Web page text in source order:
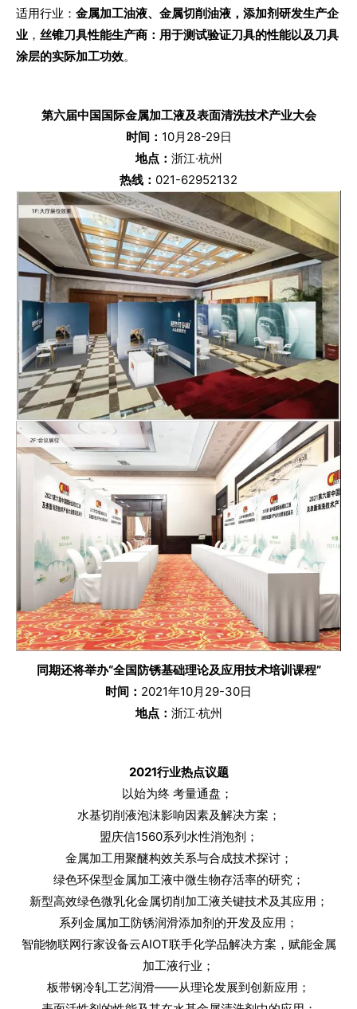
适用行业： 金属加工油液、金属切削油液，添加剂研发生产企
业 ， 丝锥刀具性能生产商：用于测试验证刀具的性能以及刀具
涂层的实际加工功效。
第六届中国国际金属加工液及表面清洗技术产业大会
时间： 10月28-29日
地点： 浙江·杭州
热线： 021-62952132
同期还将举办“全国防锈基础理论及应用技术培训课程”
时间： 2021年10月29-30日
地点： 浙江·杭州
2021行业热点议题
以始为终 考量通盘；
水基切削液泡沫影响因素及解决方案；
盟庆信1560系列水性消泡剂；
金属加工用聚醚构效关系与合成技术探讨；
绿色环保型金属加工液中微生物存活率的研究；
新型高效绿色微乳化金属切削加工液关键技术及其应用；
系列金属加工防锈润滑添加剂的开发及应用；
智能物联网行家设备云AIOT联手化学品解决方案，赋能金属
加工液行业；
板带钢冷轧工艺润滑——从理论发展到创新应用；